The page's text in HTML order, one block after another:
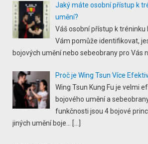
Jaký máte osobní přístup k
umění?
Váš osobní přístup k tréninku
Vám pomůže identifikovat,
bojových umění nebo sebeobrany pro Vás
Proč je Wing Tsun Více
Wing Tsun Kung Fu je velmi
bojového umění a
funkčnosti jsou 4 bojové
jiných umění boje...